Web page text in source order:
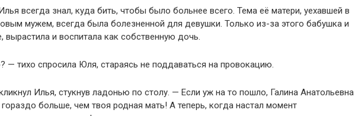
всегда знал, куда бить, чтобы было больнее всего. Тема её матери, уехавшей в
мужем, всегда была болезненной для девушки. Только из-за этого бабушка и
и воспитала как собственную дочь.
— тихо спросила Юля, стараясь не поддаваться на провокацию.
Илья, стукнув ладонью по столу. — Если уж на то пошло, Галина Анатольевна
больше, чем твоя родная мать! А теперь, когда настал момент